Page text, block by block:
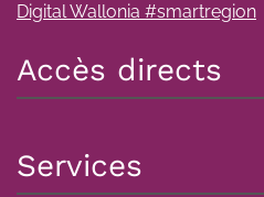
Digital Wallonia #smartregion
Accès directs
Services